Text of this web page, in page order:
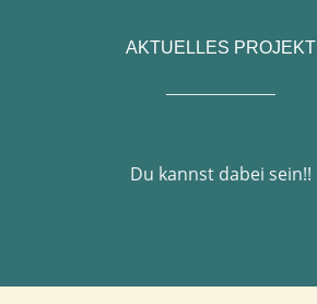
AKTUELLES PROJEKT
Du kannst dabei sein!!